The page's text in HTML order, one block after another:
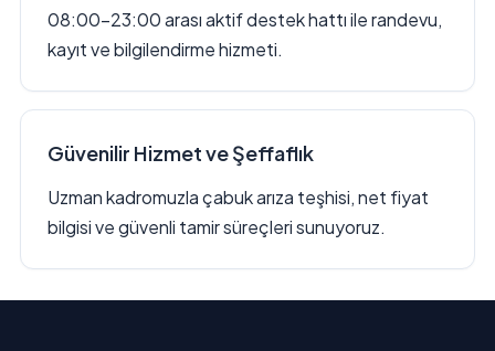
08:00–23:00 arası aktif destek hattı ile randevu,
kayıt ve bilgilendirme hizmeti.
Güvenilir Hizmet ve Şeffaflık
Uzman kadromuzla çabuk arıza teşhisi, net fiyat
bilgisi ve güvenli tamir süreçleri sunuyoruz.